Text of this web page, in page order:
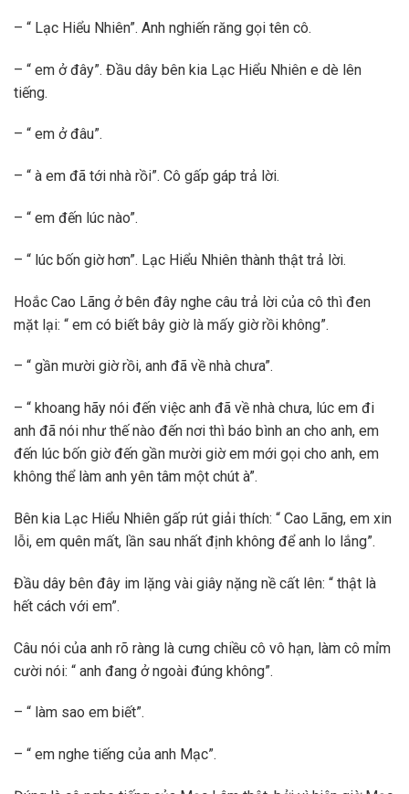
– “ Lạc Hiểu Nhiên”. Anh nghiến răng gọi tên cô.
– “ em ở đây”. Đầu dây bên kia Lạc Hiểu Nhiên e dè lên
tiếng.
– “ em ở đâu”.
– “ à em đã tới nhà rồi”. Cô gấp gáp trả lời.
– “ em đến lúc nào”.
– “ lúc bốn giờ hơn”. Lạc Hiểu Nhiên thành thật trả lời.
Hoắc Cao Lãng ở bên đây nghe câu trả lời của cô thì đen
mặt lại: “ em có biết bây giờ là mấy giờ rồi không”.
– “ gần mười giờ rồi, anh đã về nhà chưa”.
– “ khoang hãy nói đến việc anh đã về nhà chưa, lúc em đi
anh đã nói như thế nào đến nơi thì báo bình an cho anh, em
đến lúc bốn giờ đến gần mười giờ em mới gọi cho anh, em
không thể làm anh yên tâm một chút à”.
Bên kia Lạc Hiểu Nhiên gấp rút giải thích: “ Cao Lãng, em xin
lỗi, em quên mất, lần sau nhất định không để anh lo lắng”.
Đầu dây bên đây im lặng vài giây nặng nề cất lên: “ thật là
hết cách với em”.
Câu nói của anh rõ ràng là cưng chiều cô vô hạn, làm cô mỉm
cười nói: “ anh đang ở ngoài đúng không”.
– “ làm sao em biết”.
– “ em nghe tiếng của anh Mạc”.